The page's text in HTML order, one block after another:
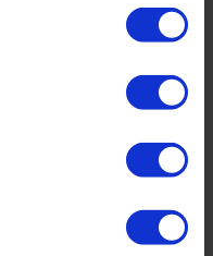
(Rome), Dag op Zee,
mogelijk)